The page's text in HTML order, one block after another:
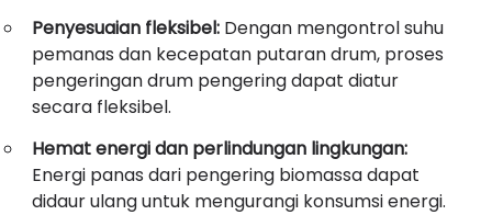
Penyesuaian fleksibel: Dengan mengontrol suhu
pemanas dan kecepatan putaran drum, proses
pengeringan drum pengering dapat diatur
secara fleksibel.
Hemat energi dan perlindungan lingkungan:
Energi panas dari pengering biomassa dapat
didaur ulang untuk mengurangi konsumsi energi.